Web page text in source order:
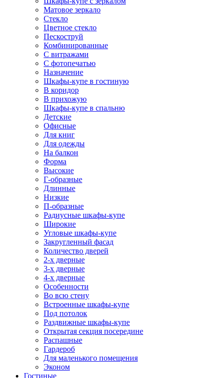
Матовое зеркало
Стекло
Цветное стекло
Пескоструй
Комбинированные
С витражами
С фотопечатью
Назначение
Шкафы-купе в гостиную
В коридор
В прихожую
Шкафы-купе в спальню
Детские
Офисные
Для книг
Для одежды
На балкон
Форма
Высокие
Г-образные
Длинные
Низкие
П-образные
Радиусные шкафы-купе
Широкие
Угловые шкафы-купе
Закругленный фасад
Количество дверей
2-х дверные
3-х дверные
4-х дверные
Особенности
Во всю стену
Встроенные шкафы-купе
Под потолок
Раздвижные шкафы-купе
Открытая секция посередине
Распашные
Гардероб
Для маленького помещения
Эконом
Гостиные